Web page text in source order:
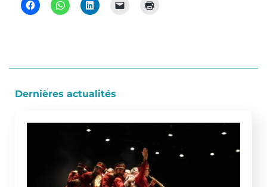
Dernières actualités